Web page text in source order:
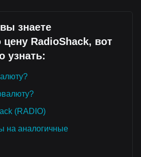
знаете
RadioShack, вот
узнать:
(RADIO)
на аналогичные